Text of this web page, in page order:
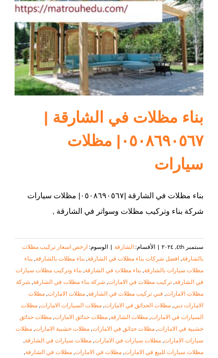
ام القيوين
بناء مظلات في الشارقة |
٠٥٠٨٦٩٠٥٦٧| مظلات
سيارات
بناء مظلات في الشارقة |٠٥٠٨٦٩٠٥٦٧| مظلات سيارات
شركة بناء وتركيب مظلات وسواتر في الشارقة ,
سبتمبر ٤th, ٢٠٢٤ | الأقسام: الشارقة | الوسوم: ارخص اسعار تركيب مظلات
بالشارقة, افضل شركات بناء مظلات في الشارقة, بناء مظلات بالشارقة, بناء
مظلات سيارات بالشارقة, بناء مظلات في الشارقة, بناء وتركيب مظلات سيارات
في الشارقة, تركيب مظلات في الامارات, شركة بناء مظلات في الشارقة, شركة
مظلات الامارات, فني تركيب مظلات في الشارقة, مظلات الامارات, مظلات
الامارات دبي, مظلات الحدائق في الامارات, مظلات السيارات الامارات, مظلات
السيارات في الامارات, مظلات الشارقة, مظلات حدائق الامارات, مظلات حدائق
خشبية في الامارات, مظلات حدائق في الامارات, مظلات خشبية الامارات, مظلات
سيارات الامارات, مظلات سيارات في الامارات, مظلات سيارات في الشارقة,
مظلات سيارات للبيع في الامارات, مظلات في الامارات, مظلات في الشارقة,